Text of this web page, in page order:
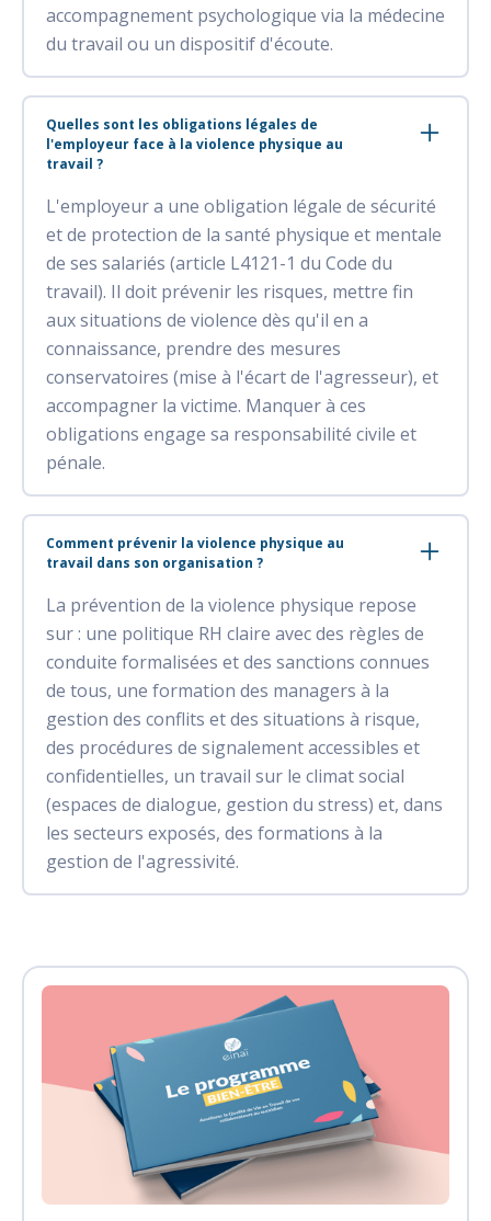
accompagnement psychologique via la médecine
du travail ou un dispositif d'écoute.
Quelles sont les obligations légales de
l'employeur face à la violence physique au
travail ?
L'employeur a une obligation légale de sécurité
et de protection de la santé physique et mentale
de ses salariés (article L4121-1 du Code du
travail). Il doit prévenir les risques, mettre fin
aux situations de violence dès qu'il en a
connaissance, prendre des mesures
conservatoires (mise à l'écart de l'agresseur), et
accompagner la victime. Manquer à ces
obligations engage sa responsabilité civile et
pénale.
Comment prévenir la violence physique au
travail dans son organisation ?
La prévention de la violence physique repose
sur : une politique RH claire avec des règles de
conduite formalisées et des sanctions connues
de tous, une formation des managers à la
gestion des conflits et des situations à risque,
des procédures de signalement accessibles et
confidentielles, un travail sur le climat social
(espaces de dialogue, gestion du stress) et, dans
les secteurs exposés, des formations à la
gestion de l'agressivité.